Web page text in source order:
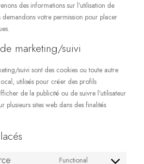
des informations sur l’utilisation de
demandons votre permission pour placer
marketing/suivi
suivi sont des cookies ou toute autre
utilisés pour créer des profils
de la publicité ou de suivre l’utilisateur
plusieurs sites web dans des finalités
Functional